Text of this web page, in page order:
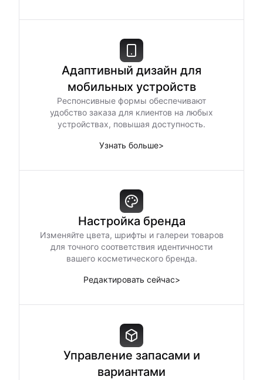
Адаптивный дизайн для
мобильных устройств
Респонсивные формы обеспечивают
удобство заказа для клиентов на любых
устройствах, повышая доступность.
Узнать больше>
Настройка бренда
Изменяйте цвета, шрифты и галереи товаров
для точного соответствия идентичности
вашего косметического бренда.
Редактировать сейчас>
Управление запасами и
вариантами